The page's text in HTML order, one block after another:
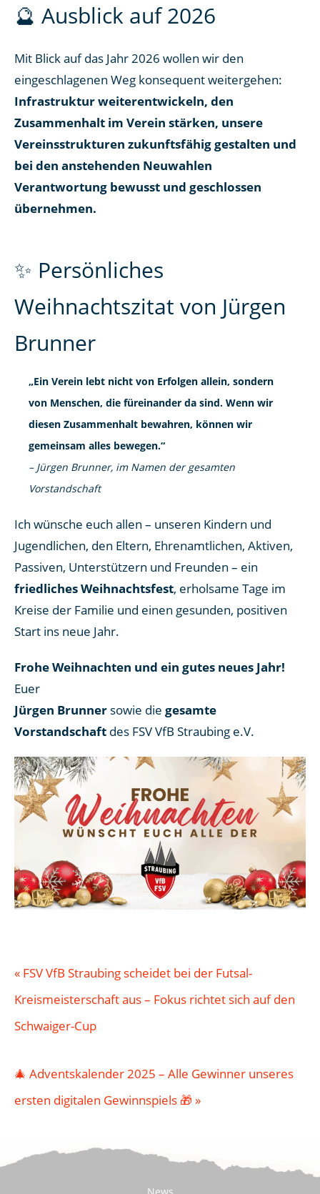
🔮 Ausblick auf 2026
Mit Blick auf das Jahr 2026 wollen wir den
eingeschlagenen Weg konsequent weitergehen:
Infrastruktur weiterentwickeln, den
Zusammenhalt im Verein stärken, unsere
Vereinsstrukturen zukunftsfähig gestalten und
bei den anstehenden Neuwahlen
Verantwortung bewusst und geschlossen
übernehmen.
✨ Persönliches
Weihnachtszitat von Jürgen
Brunner
„Ein Verein lebt nicht von Erfolgen allein, sondern
von Menschen, die füreinander da sind. Wenn wir
diesen Zusammenhalt bewahren, können wir
gemeinsam alles bewegen.“
– Jürgen Brunner, im Namen der gesamten
Vorstandschaft
Ich wünsche euch allen – unseren Kindern und
Jugendlichen, den Eltern, Ehrenamtlichen, Aktiven,
Passiven, Unterstützern und Freunden – ein
friedliches Weihnachtsfest, erholsame Tage im
Kreise der Familie und einen gesunden, positiven
Start ins neue Jahr.
Frohe Weihnachten und ein gutes neues Jahr!
Euer
Jürgen Brunner sowie die gesamte
Vorstandschaft des FSV VfB Straubing e.V.
« FSV VfB Straubing scheidet bei der Futsal-
Kreismeisterschaft aus – Fokus richtet sich auf den
Schwaiger-Cup
🎄 Adventskalender 2025 – Alle Gewinner unseres
ersten digitalen Gewinnspiels 🎁 »
News